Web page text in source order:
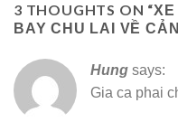
3 THOUGHTS ON “XE
BAY CHU LAI VỀ
Hung says:
Gia ca phai